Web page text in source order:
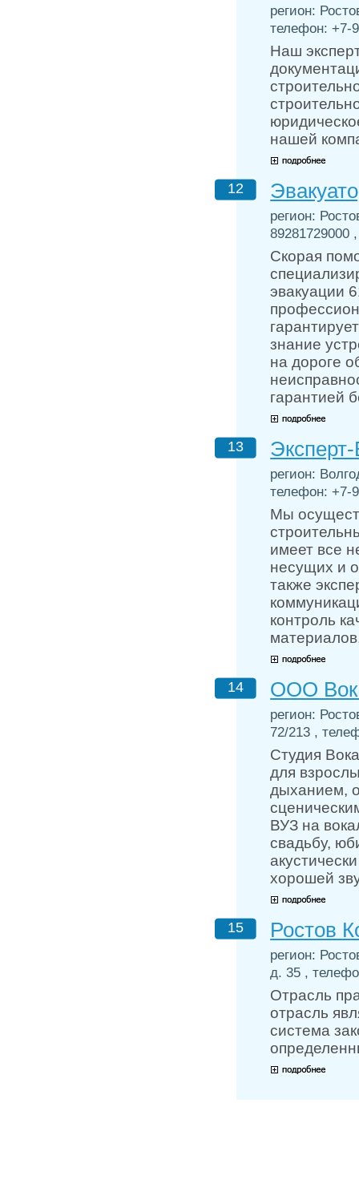
регион:
телефон: +7-
Наш
нашей
12
регион:
89281729000
Скорая
эвакуации
знание
на дороге
гарантией
13 Эксперт-
регион:
телефон: +7-
Мы
имеет все
несущих и
также
контроль
14 ООО
регион:
72/213 ,
Студия
для
дыханием,
ВУЗ на
свадьбу,
хорошей
15 Ростов
регион:
д. 35 ,
Отрасль
отрасль
система